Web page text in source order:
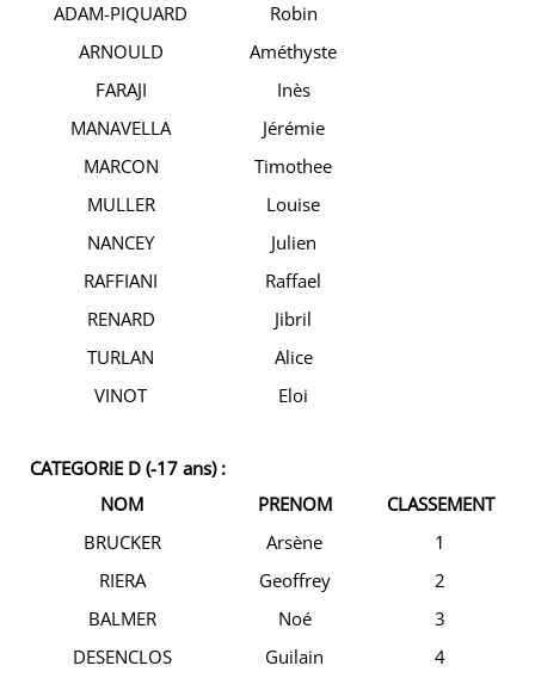
ADAM-PIQUARD
Robin
ARNOULD
Améthyste
FARAJI
Inès
MANAVELLA
Jérémie
MARCON
Timothee
MULLER
Louise
NANCEY
Julien
RAFFIANI
Raffael
RENARD
Jibril
TURLAN
Alice
VINOT
Eloi
CATEGORIE D (-17 ans) :
NOM
PRENOM
CLASSEMENT
BRUCKER
Arsène
1
RIERA
Geoffrey
2
BALMER
Noé
3
DESENCLOS
Guilain
4